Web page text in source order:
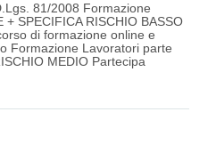
81/2008 Formazione
SPECIFICA RISCHIO BASSO
di formazione online e
Formazione Lavoratori parte
MEDIO Partecipa